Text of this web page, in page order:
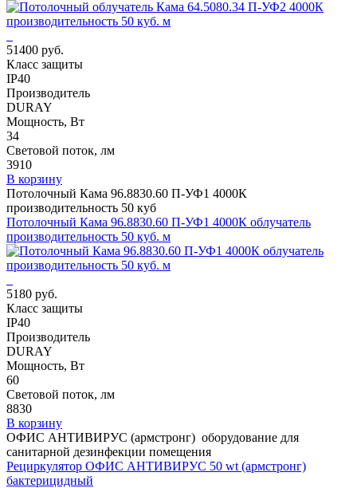
51400 руб.
Класс защиты
IP40
Производитель
DURAY
Мощность, Вт
34
Световой поток, лм
3910
В корзину
Потолочный Кама 96.8830.60 П-УФ1 4000К
производительность 50 куб
Потолочный Кама 96.8830.60 П-УФ1 4000К облучатель
производительность 50 куб. м
5180 руб.
Класс защиты
IP40
Производитель
DURAY
Мощность, Вт
60
Световой поток, лм
8830
В корзину
ОФИС АНТИВИРУС (армстронг) оборудование для
санитарной дезинфекции помещения
Рециркулятор ОФИС АНТИВИРУС 50 wt (армстронг)
бактерицидный